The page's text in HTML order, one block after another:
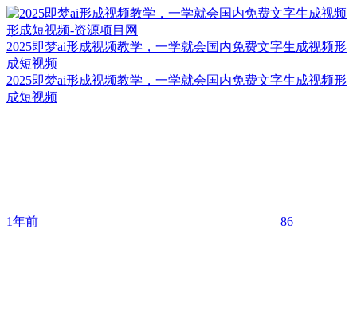
2025即梦ai形成视频教学，一学就会国内免费文字生成视频形
成短视频
2025即梦ai形成视频教学，一学就会国内免费文字生成视频形
成短视频
1年前 86